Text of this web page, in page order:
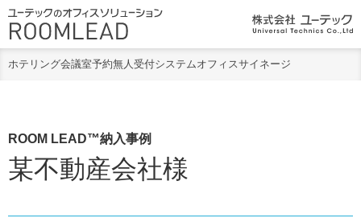
ホテリング会議室予約無人受付システムオフィスサイネージ
ROOM LEAD™納入事例
某不動産会社様